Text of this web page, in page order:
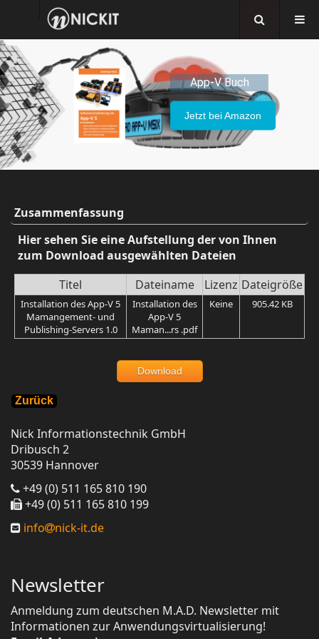
App-V Buch
Jetzt bei Amazon
Zusammenfassung
Hier sehen Sie eine Aufstellung der von Ihnen
zum Download ausgewählten Dateien
Titel
Dateiname Lizenz Dateigröße
Installation des App-V 5
Mamangement- und
Publishing-Servers 1.0
Installation des
App-V 5
Maman...rs .pdf
Keine 905.42 KB
Download
Zurück
Nick Informationstechnik GmbH
Dribusch 2
30539 Hannover
+49 (0) 511 165 810 190
+49 (0) 511 165 810 199
info
nick-it.de
Newsletter
Anmeldung zum deutschen M.A.D. Newsletter mit
Informationen zur Anwendungsvirtualisierung!